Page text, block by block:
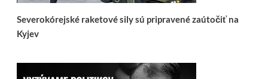
Severokórejské raketové sily sú pripravené zaútočiť na
Kyjev